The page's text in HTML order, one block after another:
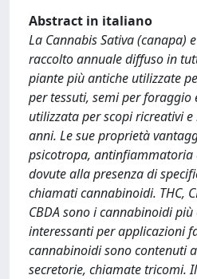
Abstract in italiano
La Cannabis Sativa (canapa)
raccolto annuale diffuso in
piante più antiche utilizzate
per tessuti, semi per
utilizzata per scopi ricreativi
anni. Le sue proprietà
psicotropa, antinfiammatoria
dovute alla presenza di
chiamati cannabinoidi. THC,
CBDA sono i cannabinoidi
interessanti per applicazioni
cannabinoidi sono contenuti
secretorie, chiamate tricomi.